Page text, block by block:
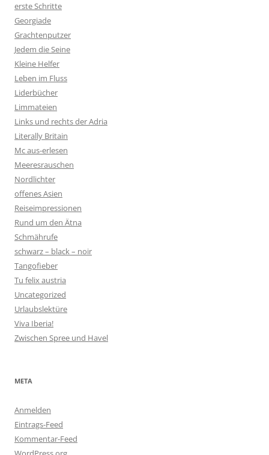
erste Schritte
Georgiade
Grachtenputzer
Jedem die Seine
Kleine Helfer
Leben im Fluss
Liderbücher
Limmateien
Links und rechts der Adria
Literally Britain
Mc aus-erlesen
Meeresrauschen
Nordlichter
offenes Asien
Reiseimpressionen
Rund um den Ätna
Schmährufe
schwarz – black – noir
Tangofieber
Tu felix austria
Uncategorized
Urlaubslektüre
Viva Iberia!
Zwischen Spree und Havel
META
Anmelden
Eintrags-Feed
Kommentar-Feed